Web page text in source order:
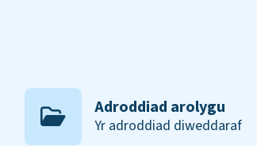
Adroddiad arolygu
Yr adroddiad diweddaraf